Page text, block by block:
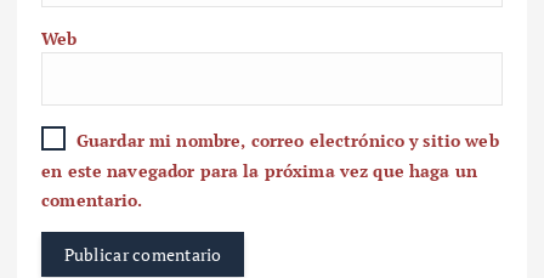
Web
Guardar mi nombre, correo electrónico y sitio web
en este navegador para la próxima vez que haga un
comentario.